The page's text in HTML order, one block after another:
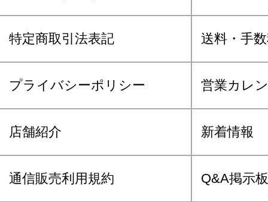
特定商取引法表記 送料・手
プライバシーポリシー 営業カレ
店舗紹介 新着情報
通信販売利用規約 Q&A掲示板